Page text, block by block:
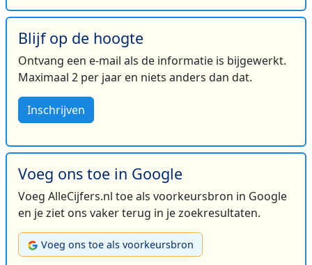
Blijf op de hoogte
Ontvang een e-mail als de informatie is bijgewerkt.
Maximaal 2 per jaar en niets anders dan dat.
Inschrijven
Voeg ons toe in Google
Voeg AlleCijfers.nl toe als voorkeursbron in Google
en je ziet ons vaker terug in je zoekresultaten.
Voeg ons toe als voorkeursbron